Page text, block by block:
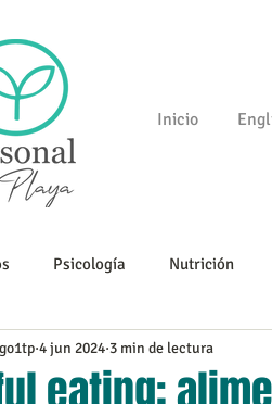
Inicio
Psicología Nutrición
Psicomotricidad
4 jun 2024 3 min de lectura